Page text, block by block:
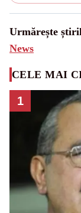
Urmărește
News
CELE MAI
1